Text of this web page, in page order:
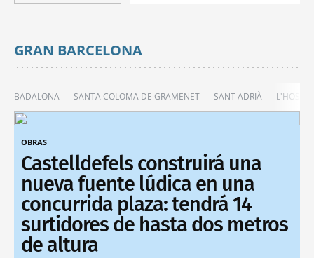
GRAN BARCELONA
BADALONA SANTA COLOMA DE GRAMENET SANT ADRIÀ
OBRAS
Castelldefels construirá una
nueva fuente lúdica en una
concurrida plaza: tendrá 14
surtidores de hasta dos metros
de altura